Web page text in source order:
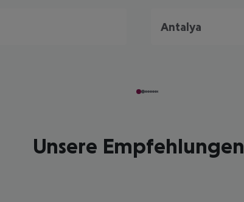
Antalya
Unsere Empfehlungen